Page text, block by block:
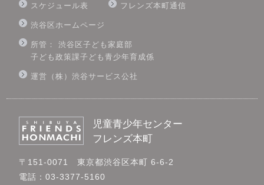
スケジュール表 フレンズ本町通信
渋谷区ホームページ
所管： 渋谷区子ども家庭部
子ども政策課子ども青少年育成係
運営（株）渋谷サービス公社
児童青少年センター
フレンズ本町
〒151-0071 東京都渋谷区本町 6-6-2
電話：03-3377-5160